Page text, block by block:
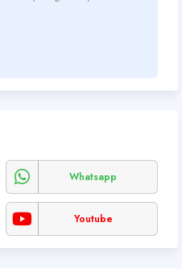
Whatsapp
Youtube